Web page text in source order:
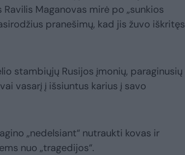
Maganovas mirė po „sunkios
pranešimų, kad jis žuvo iškritęs
stambiųjų Rusijos įmonių, paraginusių
vasarį į išsiuntus karius į savo
„nedelsiant“ nutraukti kovas ir
nuo „tragedijos“.